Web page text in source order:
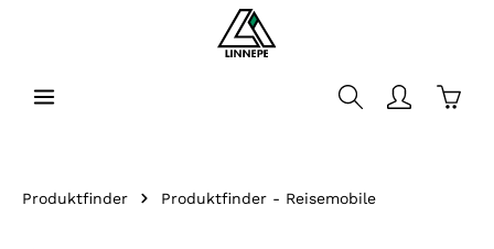
Produktfinder Produktfinder - Reisemobile